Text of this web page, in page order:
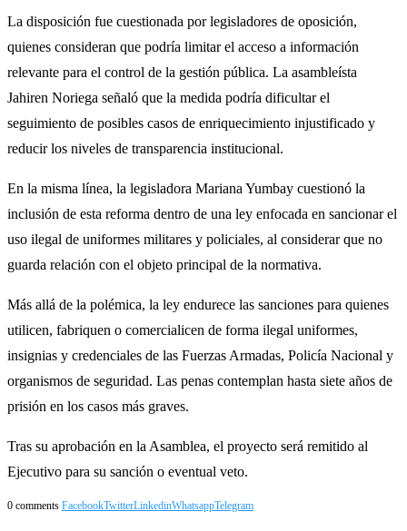
La disposición fue cuestionada por legisladores de oposición,
quienes consideran que podría limitar el acceso a información
relevante para el control de la gestión pública. La asambleísta
Jahiren Noriega señaló que la medida podría dificultar el
seguimiento de posibles casos de enriquecimiento injustificado y
reducir los niveles de transparencia institucional.
En la misma línea, la legisladora Mariana Yumbay cuestionó la
inclusión de esta reforma dentro de una ley enfocada en sancionar el
uso ilegal de uniformes militares y policiales, al considerar que no
guarda relación con el objeto principal de la normativa.
Más allá de la polémica, la ley endurece las sanciones para quienes
utilicen, fabriquen o comercialicen de forma ilegal uniformes,
insignias y credenciales de las Fuerzas Armadas, Policía Nacional y
organismos de seguridad. Las penas contemplan hasta siete años de
prisión en los casos más graves.
Tras su aprobación en la Asamblea, el proyecto será remitido al
Ejecutivo para su sanción o eventual veto.
0 comments FacebookTwitterLinkedinWhatsappTelegram